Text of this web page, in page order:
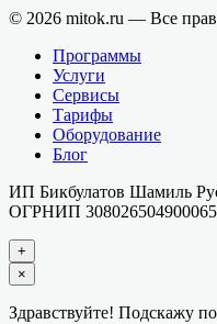
© 2026 mitok.ru — Все
Программы
Услуги
Сервисы
Тарифы
Оборудование
Блог
ИП Бикбулатов Шамиль
ОГРНИП 308026504900065
+
×
Здравствуйте! Подскажу